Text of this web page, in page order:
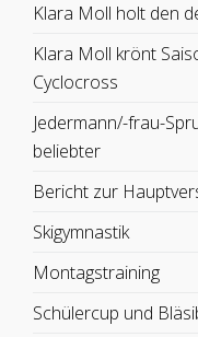
Klara Moll holt den
Klara Moll krönt
Cyclocross
Jedermann/-frau-
beliebter
Bericht zur
Skigymnastik
Montagstraining
Schülercup und